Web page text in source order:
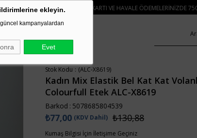
ekleyin.
kampanyalardan
Evet
KARTI VE HAVALE ÖDEMELERINIZDE 750₺ ÜZERI KARGO ÜCRETSIZ
Stok Kodu (ALC-X8619)
Kadın Mix Elastik Bel Kat Kat
Colourfull Etek ALC-X8619
Barkod : 5078685804539
₺130,88
₺77,00 (KDV Dahil)
Kumaş Bilgisi İçin İletişime Geçiniz